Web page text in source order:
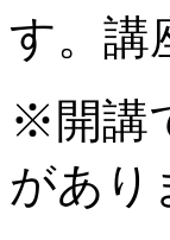
す。講
※開講
があり